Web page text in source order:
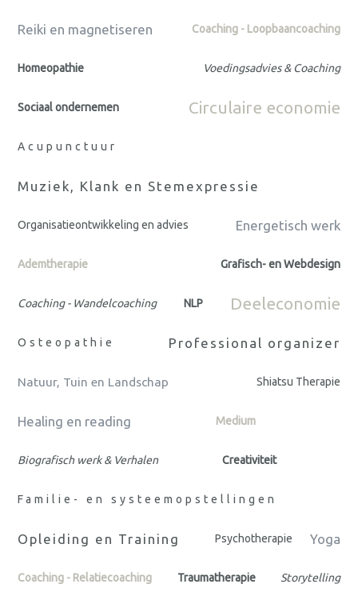
Reiki en magnetiseren Coaching - Loopbaancoaching
Homeopathie Voedingsadvies & Coaching
Sociaal ondernemen Circulaire economie
Acupunctuur
Muziek, Klank en Stemexpressie
Organisatieontwikkeling en advies Energetisch werk
Ademtherapie Grafisch- en Webdesign
Coaching - Wandelcoaching NLP Deeleconomie
Osteopathie Professional organizer
Natuur, Tuin en Landschap Shiatsu Therapie
Healing en reading Medium
Biografisch werk & Verhalen Creativiteit
Familie- en systeemopstellingen
Opleiding en Training Psychotherapie Yoga
Coaching - Relatiecoaching Traumatherapie Storytelling